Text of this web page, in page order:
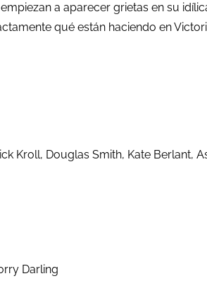
a aparecer grietas en su
qué están haciendo en
Kroll, Douglas Smith, Kate Berlant,
Darling